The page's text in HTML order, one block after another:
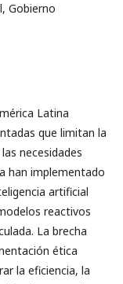
Gobierno
Latina
que limitan la
necesidades
han implementado
artificial
reactivos
La brecha
ética
la eficiencia, la